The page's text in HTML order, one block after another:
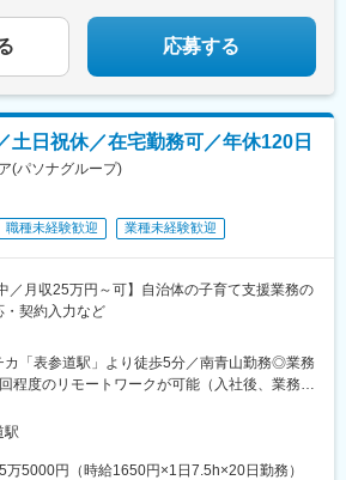
応募する
土日祝休／在宅勤務可／年休120日
(パソナグループ)
職種未経験歓迎 業種未経験歓迎
／月収25万円～可】自治体の子育て支援業務の
・契約入力など
「表参道駅」より徒歩5分／南青山勤務◎業務
程度のリモートワークが可能（入社後、業務習
月間原則フル出社。リモートワークの解禁時期
より変動します）＜働きやすい環境です★＞程
内にはカフェテリアがあり、お得にランチも食
駅
万5000円（時給1650円×1日7.5h×20日勤務）